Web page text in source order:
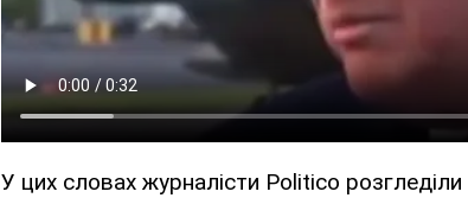
У цих словах журналісти Politico розгледіли